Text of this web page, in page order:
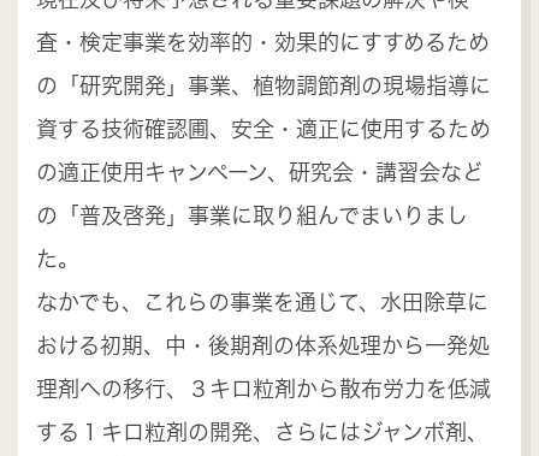
査・検定事業を効率的・効果的にすすめるため
の「研究開発」事業、植物調節剤の現場指導に
資する技術確認圃、安全・適正に使用するため
の適正使用キャンペーン、研究会・講習会など
の「普及啓発」事業に取り組んでまいりまし
た。
なかでも、これらの事業を通じて、水田除草に
おける初期、中・後期剤の体系処理から一発処
理剤への移行、３キロ粒剤から散布労力を低減
する１キロ粒剤の開発、さらにはジャンボ剤、